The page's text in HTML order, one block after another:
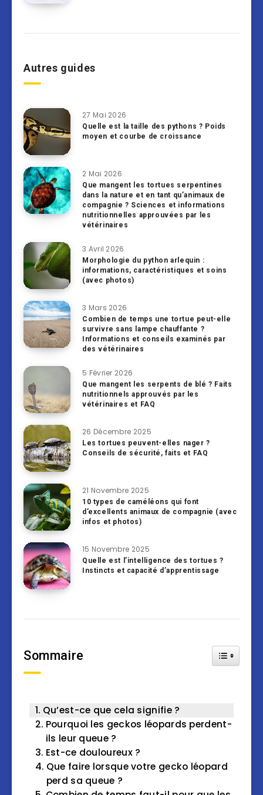
Autres guides
27 Mai 2026
Quelle est la taille des pythons ? Poids
moyen et courbe de croissance
2 Mai 2026
Que mangent les tortues serpentines
dans la nature et en tant qu’animaux de
compagnie ? Sciences et informations
nutritionnelles approuvées par les
vétérinaires
3 Avril 2026
Morphologie du python arlequin :
informations, caractéristiques et soins
(avec photos)
3 Mars 2026
Combien de temps une tortue peut-elle
survivre sans lampe chauffante ?
Informations et conseils examinés par
des vétérinaires
5 Février 2026
Que mangent les serpents de blé ? Faits
nutritionnels approuvés par les
vétérinaires et FAQ
26 Décembre 2025
Les tortues peuvent-elles nager ?
Conseils de sécurité, faits et FAQ
21 Novembre 2025
10 types de caméléons qui font
d’excellents animaux de compagnie (avec
infos et photos)
15 Novembre 2025
Quelle est l’intelligence des tortues ?
Instincts et capacité d’apprentissage
Sommaire Toggle
Qu’est-ce que cela signifie ?
Pourquoi les geckos léopards perdent-
ils leur queue ?
Est-ce douloureux ?
Que faire lorsque votre gecko léopard
perd sa queue ?